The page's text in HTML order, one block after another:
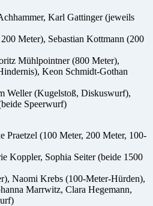
Karl Gattinger (jeweils
Meter), Sebastian Kottmann (200
Mühlpointner (800 Meter),
Keon Schmidt-Gothan
Weller (Kugelstoß, Diskuswurf),
Speerwurf)
Praetzel (100 Meter, 200 Meter, 100-
Koppler, Sophia Seiter (beide 1500
Naomi Krebs (100-Meter-Hürden),
Marrwitz, Clara Hegemann,